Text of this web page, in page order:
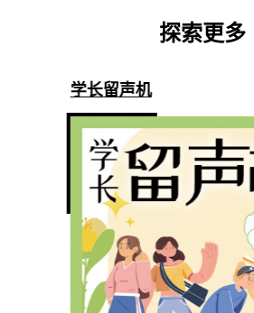
探索更多
学长留声机